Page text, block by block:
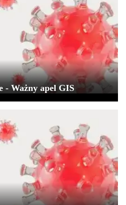
- Ważny apel GIS